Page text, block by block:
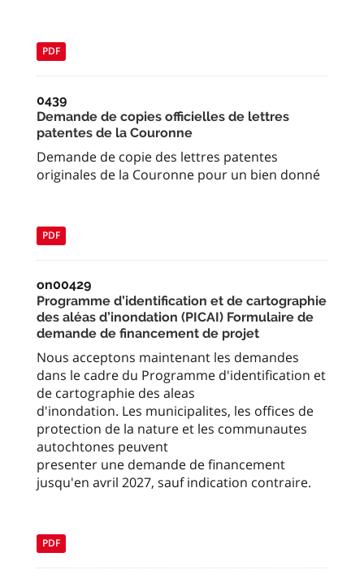
PDF
0439
Demande de copies officielles de lettres
patentes de la Couronne
Demande de copie des lettres patentes
originales de la Couronne pour un bien donné
PDF
on00429
Programme d’identification et de cartographie
des aléas d’inondation (PICAI) Formulaire de
demande de financement de projet
Nous acceptons maintenant les demandes
dans le cadre du Programme d'identification et
de cartographie des aleas
d'inondation. Les municipalites, les offices de
protection de la nature et les communautes
autochtones peuvent
presenter une demande de financement
jusqu'en avril 2027, sauf indication contraire.
PDF